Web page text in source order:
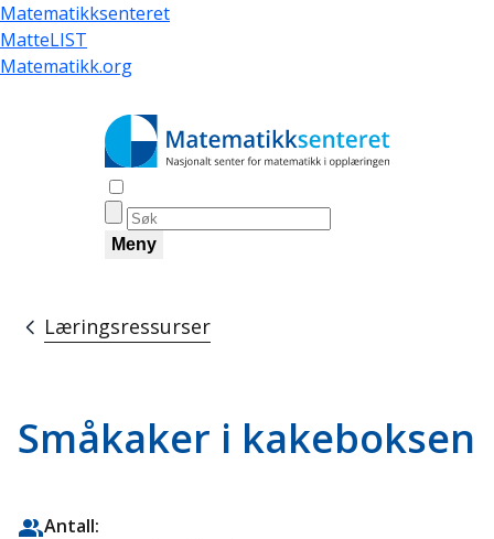
Hopp
til
hovedinnhold
Matematikksenteret
MatteLIST
Matematikk.org
Meny
Navigasjonssti
Læringsressurser
Småkaker i kakeboksen
Antall: